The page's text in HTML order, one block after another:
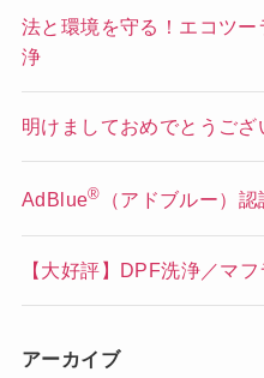
法と環境を守る！エコツ
浄
明けましておめでとうござ
AdBlue® （アドブルー）
【大好評】DPF洗浄／マフ
アーカイブ